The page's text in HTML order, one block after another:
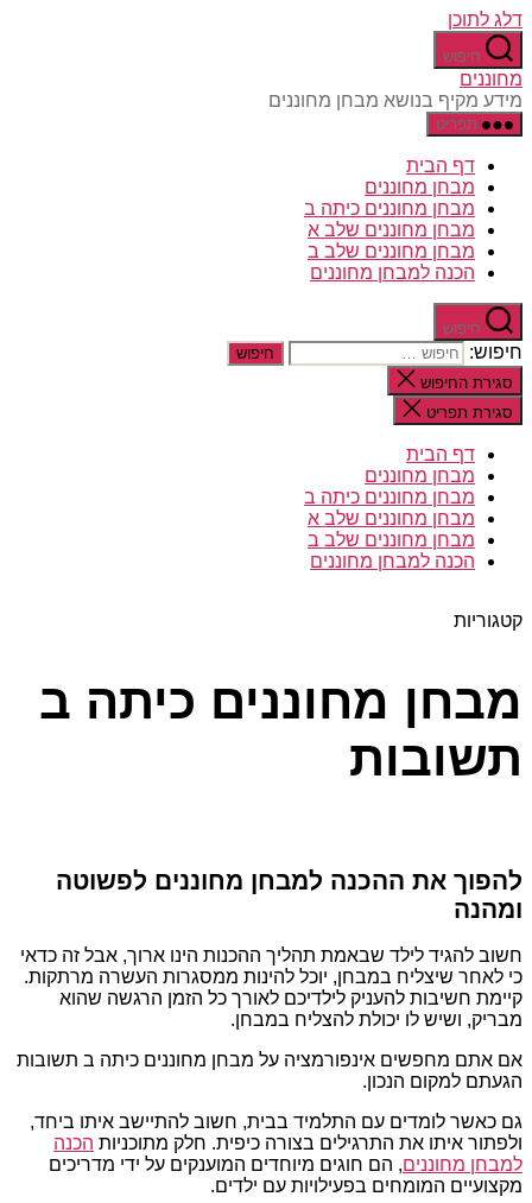
דלג לתוכן
חיפוש
מחוננים
מידע מקיף בנושא מבחן מחוננים
תפריט
דף הבית
מבחן מחוננים
מבחן מחוננים כיתה ב
מבחן מחוננים שלב א
מבחן מחוננים שלב ב
הכנה למבחן מחוננים
חיפוש
חיפוש:
סגירת החיפוש
סגירת תפריט
דף הבית
מבחן מחוננים
מבחן מחוננים כיתה ב
מבחן מחוננים שלב א
מבחן מחוננים שלב ב
הכנה למבחן מחוננים
קטגוריות
מבחן מחוננים כיתה ב
תשובות
להפוך את ההכנה למבחן מחוננים לפשוטה
ומהנה
חשוב להגיד לילד שבאמת תהליך ההכנות הינו ארוך, אבל זה כדאי
כי לאחר שיצליח במבחן, יוכל להינות ממסגרות העשרה מרתקות.
קיימת חשיבות להעניק לילדיכם לאורך כל הזמן הרגשה שהוא
מבריק, ושיש לו יכולת להצליח במבחן.
אם אתם מחפשים אינפורמציה על מבחן מחוננים כיתה ב תשובות
הגעתם למקום הנכון.
גם כאשר לומדים עם התלמיד בבית, חשוב להתיישב איתו ביחד,
ולפתור איתו את התרגילים בצורה כיפית. חלק מתוכניות הכנה
למבחן מחוננים, הם חוגים מיוחדים המוענקים על ידי מדריכים
מקצועיים המומחים בפעילויות עם ילדים.